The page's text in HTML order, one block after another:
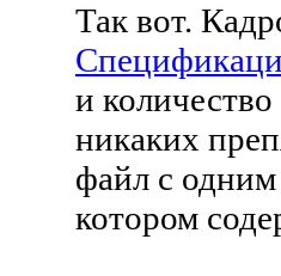
Так вот.
и
никаких
файл с
котором